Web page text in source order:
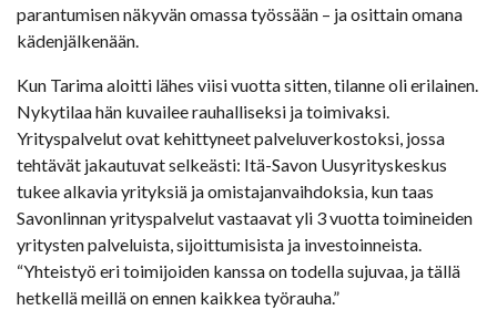
parantumisen näkyvän omassa työssään – ja osittain omana
kädenjälkenään.
Kun Tarima aloitti lähes viisi vuotta sitten, tilanne oli erilainen.
Nykytilaa hän kuvailee rauhalliseksi ja toimivaksi.
Yrityspalvelut ovat kehittyneet palveluverkostoksi, jossa
tehtävät jakautuvat selkeästi: Itä-Savon Uusyrityskeskus
tukee alkavia yrityksiä ja omistajanvaihdoksia, kun taas
Savonlinnan yrityspalvelut vastaavat yli 3 vuotta toimineiden
yritysten palveluista, sijoittumisista ja investoinneista.
“Yhteistyö eri toimijoiden kanssa on todella sujuvaa, ja tällä
hetkellä meillä on ennen kaikkea työrauha.”